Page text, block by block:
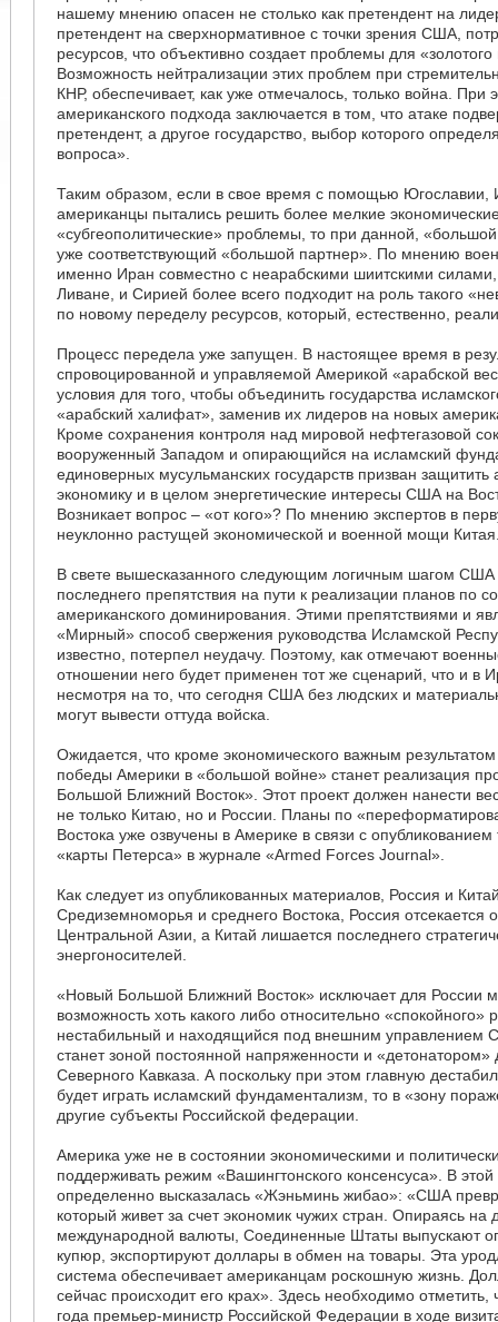
нашему мнению опасен не столько как претендент на
претендент на сверхнормативное с точки зрения США,
ресурсов, что объективно создает проблемы для
Возможность нейтрализации этих проблем при
КНР, обеспечивает, как уже отмечалось, только война. При
американского подхода заключается в том, что атаке
претендент, а другое государство, выбор которого
вопроса».
Таким образом, если в свое время с помощью Югославии,
американцы пытались решить более мелкие
«субгеополитические» проблемы, то при данной,
уже соответствующий «большой партнер». По мнению
именно Иран совместно с неарабскими шиитскими
Ливане, и Сирией более всего подходит на роль такого
по новому переделу ресурсов, который, естественно,
Процесс передела уже запущен. В настоящее время в
спровоцированной и управляемой Америкой «арабской
условия для того, чтобы объединить государства
«арабский халифат», заменив их лидеров на новых
Кроме сохранения контроля над мировой нефтегазовой
вооруженный Западом и опирающийся на исламский
единоверных мусульманских государств призван защитить
экономику и в целом энергетические интересы США на
Возникает вопрос – «от кого»? По мнению экспертов в
неуклонно растущей экономической и военной мощи
В свете вышесказанного следующим логичным шагом США
последнего препятствия на пути к реализации планов по
американского доминирования. Этими препятствиями и
«Мирный» способ свержения руководства Исламской
известно, потерпел неудачу. Поэтому, как отмечают
отношении него будет применен тот же сценарий, что и в
несмотря на то, что сегодня США без людских и
могут вывести оттуда войска.
Ожидается, что кроме экономического важным
победы Америки в «большой войне» станет реализация
Большой Ближний Восток». Этот проект должен нанести
не только Китаю, но и России. Планы по
Востока уже озвучены в Америке в связи с
«карты Петерса» в журнале «Armed Forces Journal».
Как следует из опубликованных материалов, Россия и
Средиземноморья и среднего Востока, Россия отсекается
Центральной Азии, а Китай лишается последнего
энергоносителей.
«Новый Большой Ближний Восток» исключает для России
возможность хоть какого либо относительно «спокойного»
нестабильный и находящийся под внешним
станет зоной постоянной напряженности и «детонатором»
Северного Кавказа. А поскольку при этом главную
будет играть исламский фундаментализм, то в «зону
другие субъекты Российской федерации.
Америка уже не в состоянии экономическими и
поддерживать режим «Вашингтонского консенсуса». В
определенно высказалась «Жэньминь жибао»: «США
который живет за счет экономик чужих стран. Опираясь на
международной валюты, Соединенные Штаты выпускают
купюр, экспортируют доллары в обмен на товары. Эта
система обеспечивает американцам роскошную жизнь.
сейчас происходит его крах». Здесь необходимо отметить,
года премьер-министр Российской Федерации в ходе